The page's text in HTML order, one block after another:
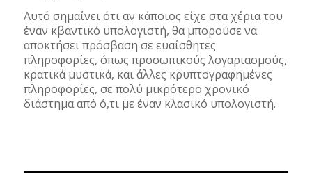
Αυτό σημαίνει ότι αν κάποιος είχε στα χέρια του
έναν κβαντικό υπολογιστή, θα μπορούσε να
αποκτήσει πρόσβαση σε ευαίσθητες
πληροφορίες, όπως προσωπικούς λογαριασμούς,
κρατικά μυστικά, και άλλες κρυπτογραφημένες
πληροφορίες, σε πολύ μικρότερο χρονικό
διάστημα από ό,τι με έναν κλασικό υπολογιστή.